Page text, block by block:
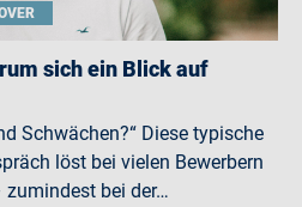
sich ein Blick auf
Schwächen?“ Diese typische
löst bei vielen Bewerbern
bei der…